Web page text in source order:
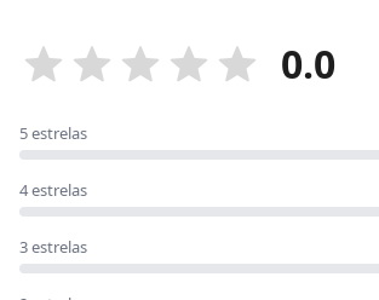
0.0
5 estrelas
4 estrelas
3 estrelas